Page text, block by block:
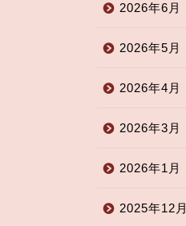
2026年6月
2026年5月
2026年4月
2026年3月
2026年1月
2025年12月